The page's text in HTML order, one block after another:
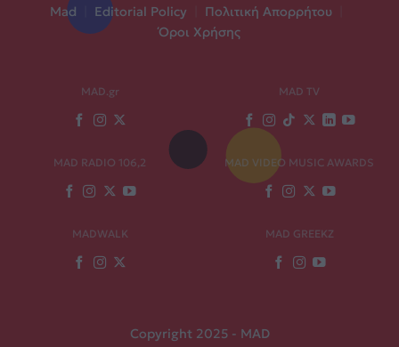
Mad
Editorial Policy Πολιτική Απορρήτου
Όροι Χρήσης
MAD.gr MAD TV
MAD RADIO 106,2 MAD VIDEO MUSIC AWARDS
MADWALK MAD GREEKZ
Copyright 2025 - MAD